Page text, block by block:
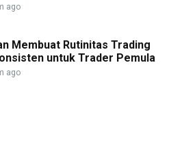
ago
Membuat Rutinitas Trading
untuk Trader Pemula
ago